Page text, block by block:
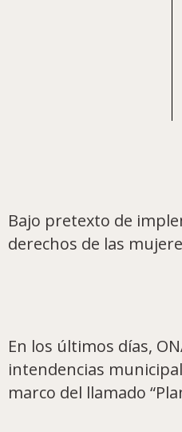
Bajo pretexto de
derechos de las
En los últimos días,
intendencias
marco del llamado